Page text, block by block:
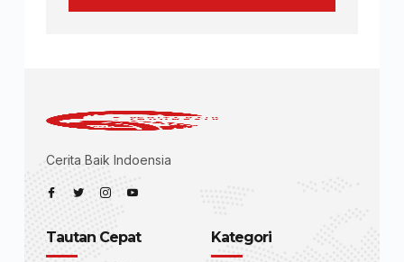
Cerita Baik Indoensia
Tautan Cepat Kategori